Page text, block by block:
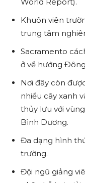
Khuôn viên
trung tâm
Sacramento
ở về hướng
Nơi đây còn
nhiều cây xanh
thủy lưu với
Bình Dương.
Đa dạng hình
trường.
Đội ngũ giảng